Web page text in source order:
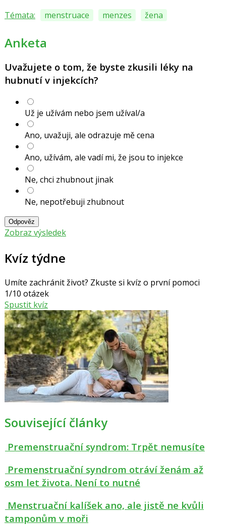
Témata:
menstruace menzes žena
Anketa
Uvažujete o tom, že byste zkusili léky na
hubnutí v injekcích?
Už je užívám nebo jsem užíval/a
Ano, uvažuji, ale odrazuje mě cena
Ano, užívám, ale vadí mi, že jsou to injekce
Ne, chci zhubnout jinak
Ne, nepotřebuji zhubnout
Odpověz
Zobraz výsledek
Kvíz týdne
Umíte zachránit život? Zkuste si kvíz o první pomoci
1/10 otázek
Spustit kvíz
Související články
Premenstruační syndrom: Trpět nemusíte
Premenstruační syndrom otráví ženám až
osm let života. Není to nutné
Menstruační kalíšek ano, ale jistě ne kvůli
tamponům v moři